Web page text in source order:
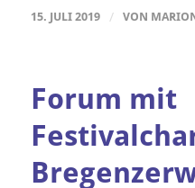
15. JULI 2019 / VON
Forum mit